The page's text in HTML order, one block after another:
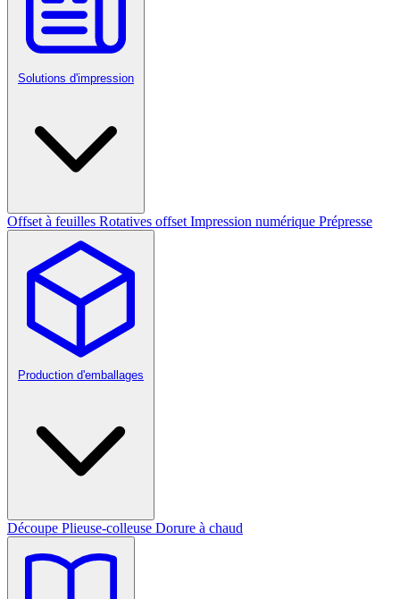
Solutions d'impression
Offset à feuilles Rotatives offset Impression numérique Prépresse
Production d'emballages
Découpe Plieuse-colleuse Dorure à chaud